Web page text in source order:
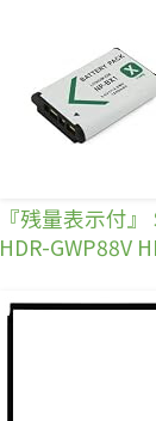
『残量表示付
HDR-GWP88V